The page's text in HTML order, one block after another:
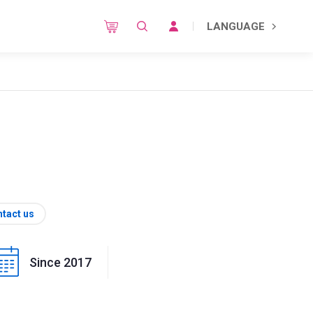
LANGUAGE
us
Since 2017